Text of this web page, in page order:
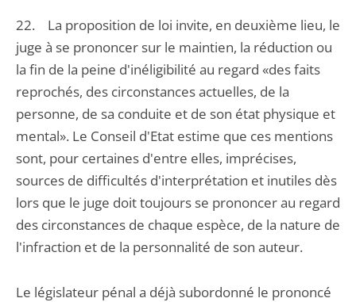
22. La proposition de loi invite, en deuxième lieu, le
juge à se prononcer sur le maintien, la réduction ou
la fin de la peine d'inéligibilité au regard «des faits
reprochés, des circonstances actuelles, de la
personne, de sa conduite et de son état physique et
mental». Le Conseil d'Etat estime que ces mentions
sont, pour certaines d'entre elles, imprécises,
sources de difficultés d'interprétation et inutiles dès
lors que le juge doit toujours se prononcer au regard
des circonstances de chaque espèce, de la nature de
l'infraction et de la personnalité de son auteur.
Le législateur pénal a déjà subordonné le prononcé